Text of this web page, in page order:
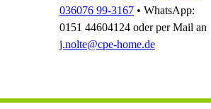
036076 99-3167 • WhatsApp:
0151 44604124 oderper Mail an
j.nolte@cpe-home.de